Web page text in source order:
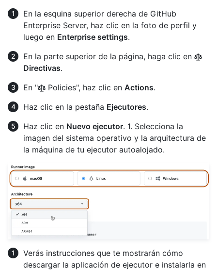
En la esquina superior derecha de GitHub
Enterprise Server, haz clic en la foto de perfil y
luego en Enterprise settings.
En la parte superior de la página, haga clic en
Directivas.
En "
Policies", haz clic en Actions.
Haz clic en la pestaña Ejecutores.
Haz clic en Nuevo ejecutor. 1. Selecciona la
imagen del sistema operativo y la arquitectura de
la máquina de tu ejecutor autoalojado.
Verás instrucciones que te mostrarán cómo
descargar la aplicación de ejecutor e instalarla en